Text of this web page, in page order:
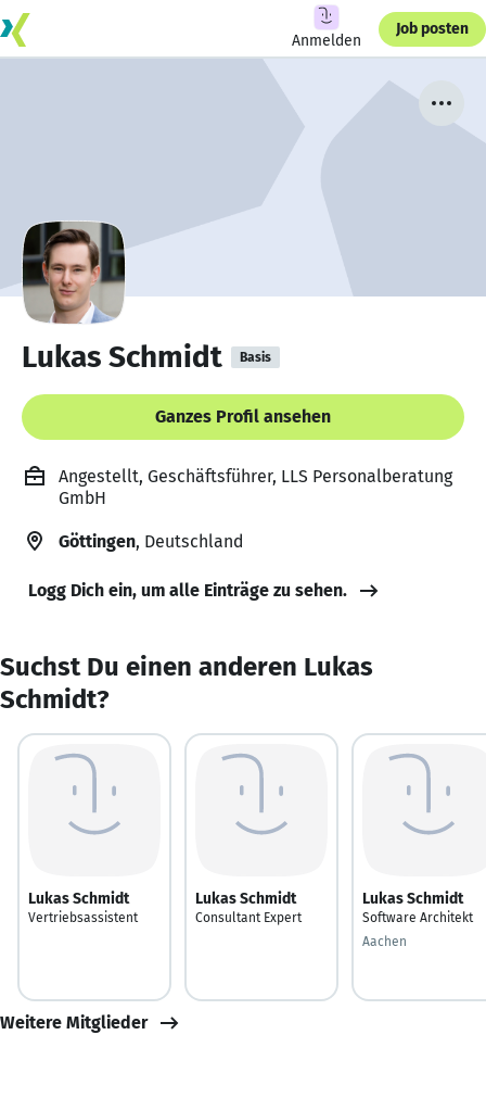
Anmelden
Job posten
Lukas Schmidt Basis
Ganzes Profil ansehen
Angestellt, Geschäftsführer, LLS Personalberatung
GmbH
Göttingen, Deutschland
Logg Dich ein, um alle Einträge zu sehen.
Suchst Du einen anderen Lukas
Schmidt?
Lukas Schmidt
Vertriebsassistent
Lukas Schmidt
Consultant Expert
Lukas Schmidt
Software Architekt
Aachen
Weitere Mitglieder